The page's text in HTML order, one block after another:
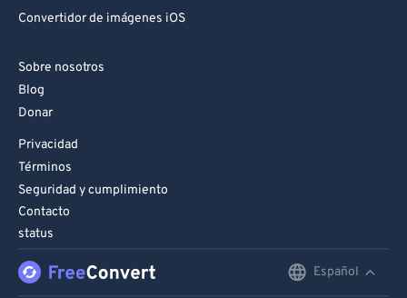
Convertidor de imágenes iOS
Sobre nosotros
Blog
Donar
Privacidad
Términos
Seguridad y cumplimiento
Contacto
status
Español